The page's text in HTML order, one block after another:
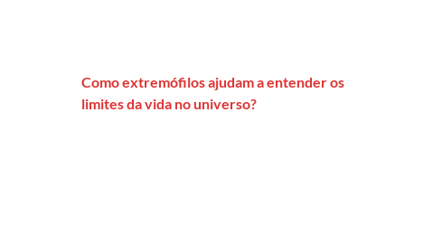
Como extremófilos ajudam a entender os
limites da vida no universo?